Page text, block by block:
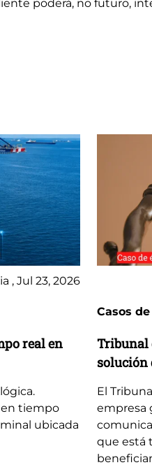
poderá, no futuro,
, Jul 23, 2026
real en
en tiempo
ubicada
Casos
Tribunal
solución
El
empresa
que está